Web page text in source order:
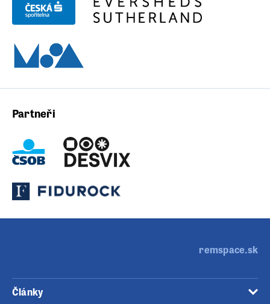
Partneři
remspace.sk
Články